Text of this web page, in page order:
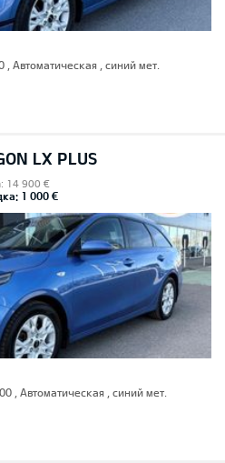
Автоматическая , синий мет.
LX PLUS
14 900 €
1 000 €
, Автоматическая , синий мет.